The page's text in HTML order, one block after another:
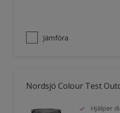
Jämföra
Nordsjö Colour Test
Hjälper